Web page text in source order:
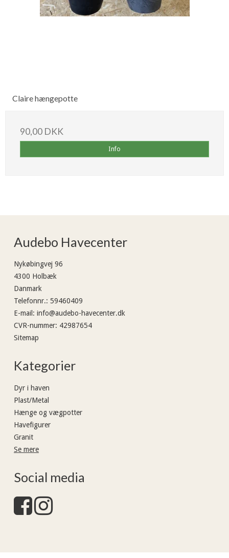
Claire hængepotte
90,00 DKK
Info
Audebo Havecenter
Nykøbingvej 96
4300 Holbæk
Danmark
Telefonnr.: 59460409
E-mail : info@audebo-havecenter.dk
CVR-nummer: 42987654
Sitemap
Kategorier
Dyr i haven
Plast/Metal
Hænge og vægpotter
Havefigurer
Granit
Se mere
Social media